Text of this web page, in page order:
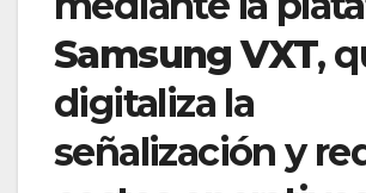
Samsung VXT,
digitaliza la
señalización y